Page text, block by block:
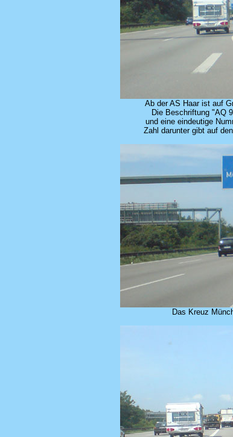
Ab der AS Haar ist auf
Die Beschriftung "AQ
und eine eindeutige
Zahl darunter gibt auf
Das Kreuz